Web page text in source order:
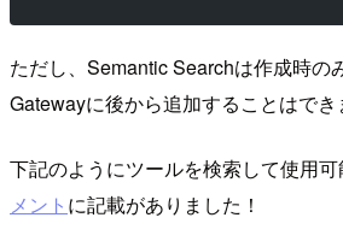
ただし、Semantic Searchは作成時の
Gatewayに後から追加することはでき
下記のようにツールを検索して使用可
メント に記載がありました！